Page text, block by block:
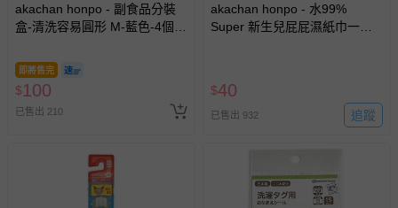
akachan honpo - 副食品分裝
盒-清洗容易圓形 M-藍色-4個
即將售完
$100
已售出 210
akachan honpo - 水99%
Super 新生兒屁屁濕紙巾一般
$40
已售出 932 追蹤